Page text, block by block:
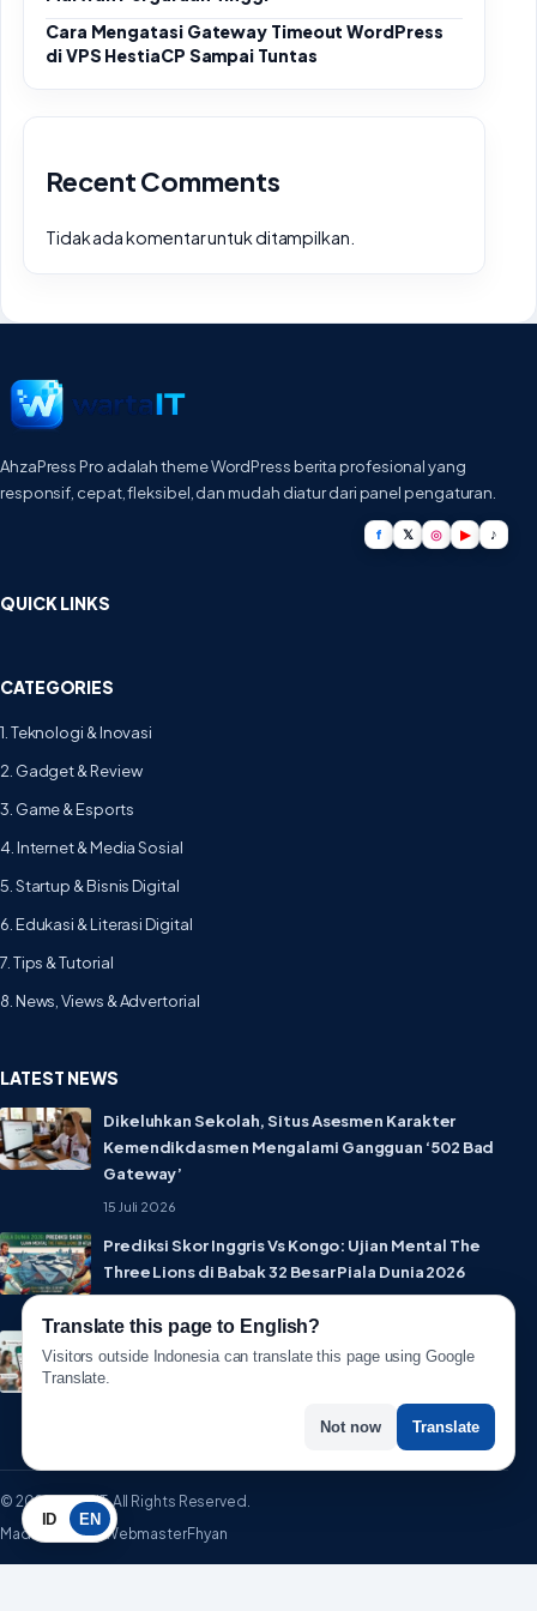
Cara Mengatasi Gateway Timeout WordPress
di VPS HestiaCP Sampai Tuntas
Recent Comments
Tidak ada komentar untuk ditampilkan.
AhzaPress Pro adalah theme WordPress berita profesional yang
responsif, cepat, fleksibel, dan mudah diatur dari panel pengaturan.
f 𝕏 ◎ ▶ ♪
QUICK LINKS
CATEGORIES
1. Teknologi & Inovasi
2. Gadget & Review
3. Game & Esports
4. Internet & Media Sosial
5. Startup & Bisnis Digital
6. Edukasi & Literasi Digital
7. Tips & Tutorial
8. News, Views & Advertorial
LATEST NEWS
Dikeluhkan Sekolah, Situs Asesmen Karakter
Kemendikdasmen Mengalami Gangguan ‘502 Bad
Gateway’
15 Juli 2026
Prediksi Skor Inggris Vs Kongo: Ujian Mental The
Three Lions di Babak 32 Besar Piala Dunia 2026
© 2026 WartaIT. All Rights Reserved.
Made with ♥ by WebmasterFhyan
ID EN
Translate this page to English?
Visitors outside Indonesia can translate this page using Google
Translate.
Not now Translate